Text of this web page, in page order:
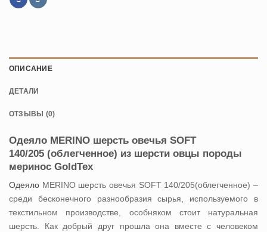
ОПИСАНИЕ
ДЕТАЛИ
ОТЗЫВЫ (0)
Одеяло MERINO шерсть овечья SOFT
140/205 (облегченное) из шерсти овцы породы
меринос GoldTex
Одеяло MERINO шерсть овечья SOFT 140/205(облегченное) –
среди бесконечного разнообразия сырья, используемого в
текстильном производстве, особняком стоит натуральная
шерсть. Как добрый друг прошла она вместе с человеком